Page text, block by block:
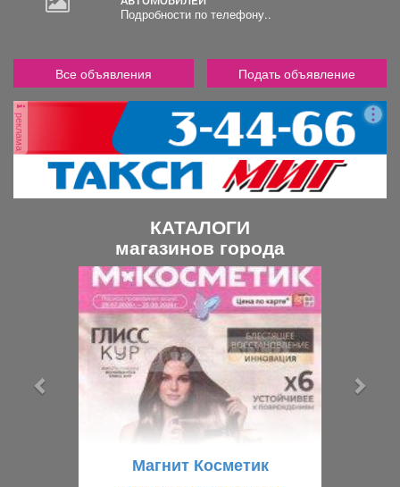
Подробности по телефону..
Все объявления Подать объявление
реклама
КАТАЛОГИ
магазинов города
Магнит Косметик